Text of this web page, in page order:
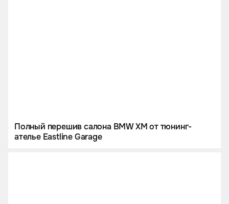
Полный перешив салона BMW XM от тюнинг-
ателье Eastline Garage